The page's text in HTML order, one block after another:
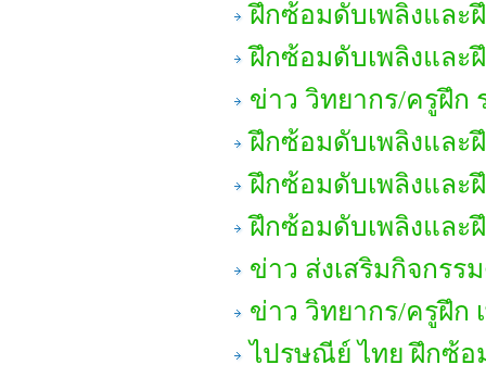
ฝึกซ้อมดับเพลิงและ
ฝึกซ้อมดับเพลิงและ
ข่าว วิทยากร/ครูฝึก
ฝึกซ้อมดับเพลิงและ
ฝึกซ้อมดับเพลิงและ
ฝึกซ้อมดับเพลิงและ
ข่าว ส่งเสริมกิจกรร
ข่าว วิทยากร/ครูฝึก
ไปรษณีย์ ไทย ฝึกซ้อ